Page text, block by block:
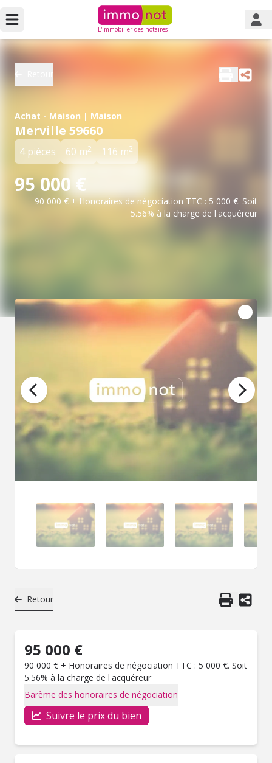
L'immobilier des notaires
Achat - Maison | Maison
Merville 59660
4 pièces 60 m2 116 m2
95 000 €
90 000 € + Honoraires de négociation TTC : 5 000 €. Soit
5.56% à la charge de l'acquéreur
Retour
95 000 €
90 000 € + Honoraires de négociation TTC : 5 000 €. Soit
5.56% à la charge de l'acquéreur
Barème des honoraires de négociation
Suivre le prix du bien